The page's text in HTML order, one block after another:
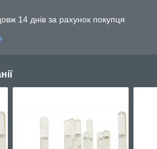
14 днів за рахунок покупця